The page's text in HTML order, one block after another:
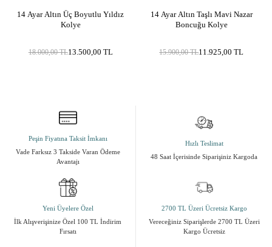
14 Ayar Altın Üç Boyutlu Yıldız
Kolye
18.000,00TL13.500,00 TL
14 Ayar Altın Taşlı Mavi Nazar
Boncuğu Kolye
15.900,00TL11.925,00 TL
Peşin Fiyatına Taksit İmkanı
Vade Farksız 3 Takside Varan Ödeme
Avantajı
Hızlı Teslimat
48 Saat İçerisinde Siparişiniz Kargoda
Yeni Üyelere Özel
İlk Alışverişinize Özel 100 TL İndirim
Fırsatı
2700 TL Üzeri Ücretsiz Kargo
Vereceğiniz Siparişlerde 2700 TL Üzeri
Kargo Ücretsiz